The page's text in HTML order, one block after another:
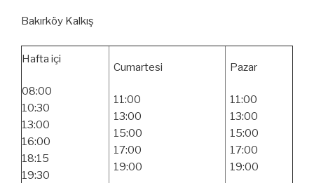
Bakırköy Kalkış
Hafta içi
08:00
10:30
13:00
16:00
18:15
19:30
Cumartesi
11:00
13:00
15:00
17:00
19:00
Pazar
11:00
13:00
15:00
17:00
19:00